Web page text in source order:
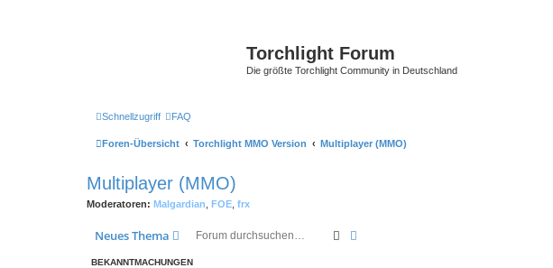
Torchlight Forum
Die größte Torchlight Community in Deutschland
Schnellzugriff FAQ
Foren-Übersicht Torchlight MMO Version Multiplayer (MMO)
Multiplayer (MMO)
Moderatoren: Malgardian FOE frx
Neues Thema Suche
BEKANNTMACHUNGEN